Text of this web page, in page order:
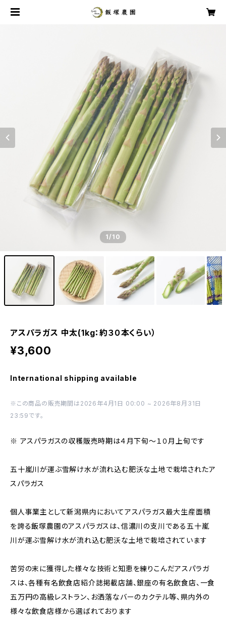
1/10
アスパラガス 中太(1kg：約３０本くらい）
¥3,600
International shipping available
※この商品の販売期間は2026年4月1日 00:00 ~ 2026年8月31日
23:59です。
※ アスパラガスの収穫販売時期は４月下旬〜１０月上旬です
五十嵐川が運ぶ雪解け水が流れ込む肥沃な土地で栽培されたア
スパラガス
個人事業主として新潟県内においてアスパラガス最大生産面積
を誇る飯塚農園のアスパラガスは、信濃川の支川である五十嵐
川が運ぶ雪解け水が流れ込む肥沃な土地で栽培されています
苦労の末に獲得した様々な技術と知恵を練りこんだアスパラガ
スは、各種有名飲食店紹介誌掲載店舗、銀座の有名飲食店、一食
五万円の高級レストラン、お洒落なバーのカクテル等、県内外の
様々な飲食店様から選ばれております